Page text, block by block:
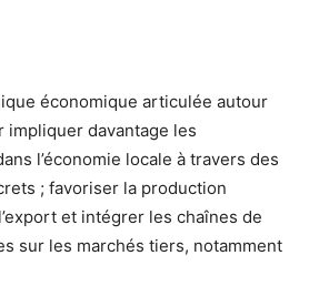
économique articulée autour
impliquer davantage les
l’économie locale à travers des
; favoriser la production
et intégrer les chaînes de
sur les marchés tiers, notamment